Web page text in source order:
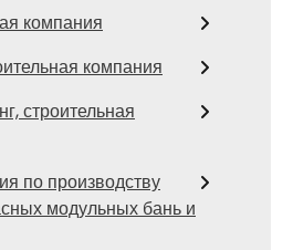
компания
компания
строительная
по производству
модульных бань и